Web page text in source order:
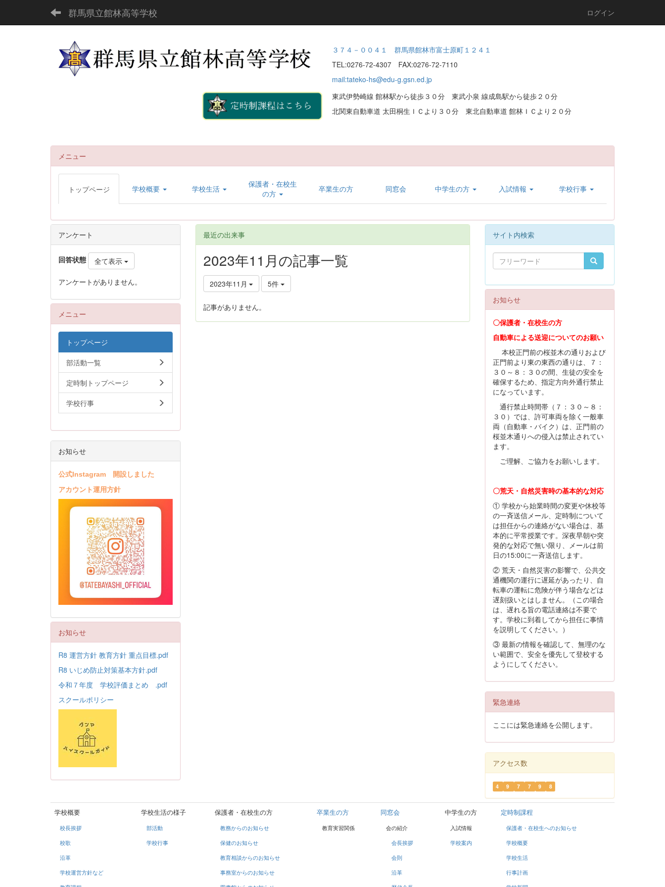
群馬県立館林高等学校 ログイン
３７４－００４１ 群馬県館林市富士原町１２４１
TEL:0276-72-4307 FAX:0276-72-7110
mail:tateko-hs@edu-g.gsn.ed.jp
東武伊勢崎線 館林駅から徒歩３０分 東武小泉 線成島駅から徒歩２０分
北関東自動車道 太田桐生ＩＣより３０分 東北自動車道 館林ＩＣより２０分
メニュー
トップページ 学校概要 学校生活
保護者・在校生
の方
卒業生の方 同窓会 中学生の方 入試情報 学校行事
最近の出来事
2023年11月の記事一覧
2023年11月 5件
記事がありません。
アンケート
回答状態 全て表示
アンケートがありません。
メニュー
トップページ
部活動一覧
定時制トップページ
学校行事
お知らせ
公式Instagram 開設しました
アカウント運用方針
お知らせ
R8 運営方針 教育方針 重点目標.pdf
R8 いじめ防止対策基本方針.pdf
令和７年度 学校評価まとめ .pdf
スクールポリシー
サイト内検索
お知らせ
〇保護者・在校生の方
自動車による送迎についてのお願い
本校正門前の桜並木の通りおよび
正門前より東の東西の通りは、７：
３０～８：３０の間、生徒の安全を
確保するため、指定方向外通行禁止
になっています。
通行禁止時間帯（７：３０～８：
３０）では、許可車両を除く一般車
両（自動車・バイク）は、正門前の
桜並木通りへの侵入は禁止されてい
ます。
ご理解、ご協力をお願いします。
〇荒天・自然災害時の基本的な対応
① 学校から始業時間の変更や休校等
の一斉送信メール、定時制について
は担任からの連絡がない場合は、基
本的に平常授業です。深夜早朝や突
発的な対応で無い限り、メールは前
日の15:00に一斉送信します。
② 荒天・自然災害の影響で、公共交
通機関の運行に遅延があったり、自
転車の運転に危険が伴う場合などは
遅刻扱いとはしません。（この場合
は、遅れる旨の電話連絡は不要で
す。学校に到着してから担任に事情
を説明してください。）
③ 最新の情報を確認して、無理のな
い範囲で、安全を優先して登校する
ようにしてください。
緊急連絡
ここには緊急連絡を公開します。
アクセス数
4 9 7 7 9 8
学校概要
校長挨拶
校歌
沿革
学校運営方針など
学校生活の様子
部活動
学校行事
保護者・在校生の方
教務からのお知らせ
保健のお知らせ
教育相談からのお知らせ
事務室からのお知らせ
卒業生の方
教育実習関係
同窓会
会の紹介
会長挨拶
会則
沿革
中学生の方
入試情報
学校案内
定時制課程
保護者・在校生へのお知らせ
学校概要
学校生活
行事計画